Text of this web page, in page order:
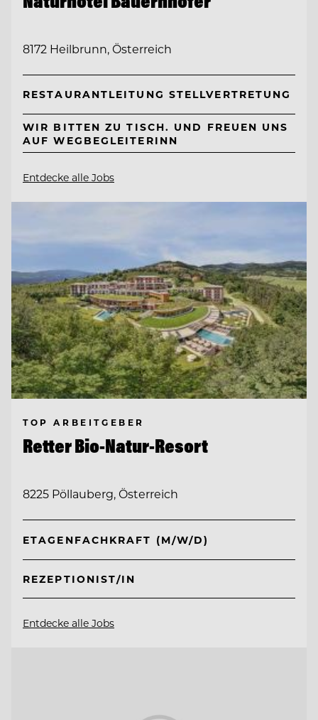
8172 Heilbrunn, Österreich
RESTAURANTLEITUNG STELLVERTRETUNG
WIR BITTEN ZU TISCH. UND FREUEN UNS
AUF WEGBEGLEITERINN
Entdecke alle Jobs
TOP ARBEITGEBER
Retter Bio-Natur-Resort
8225 Pöllauberg, Österreich
ETAGENFACHKRAFT (M/W/D)
REZEPTIONIST/IN
Entdecke alle Jobs